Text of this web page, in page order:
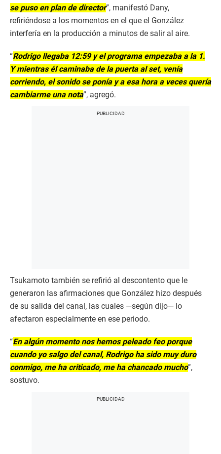
se puso en plan de director”, manifestó Dany,
refiriéndose a los momentos en el que el González
interfería en la producción a minutos de salir al aire.
“Rodrigo llegaba 12:59 y el programa empezaba a la 1.
Y mientras él caminaba de la puerta al set, venía
corriendo, el sonido se ponía y a esa hora a veces quería
cambiarme una nota”, agregó.
Tsukamoto también se refirió al descontento que le
generaron las afirmaciones que González hizo después
de su salida del canal, las cuales —según dijo— lo
afectaron especialmente en ese periodo.
“En algún momento nos hemos peleado feo porque
cuando yo salgo del canal, Rodrigo ha sido muy duro
conmigo, me ha criticado, me ha chancado mucho”,
sostuvo.